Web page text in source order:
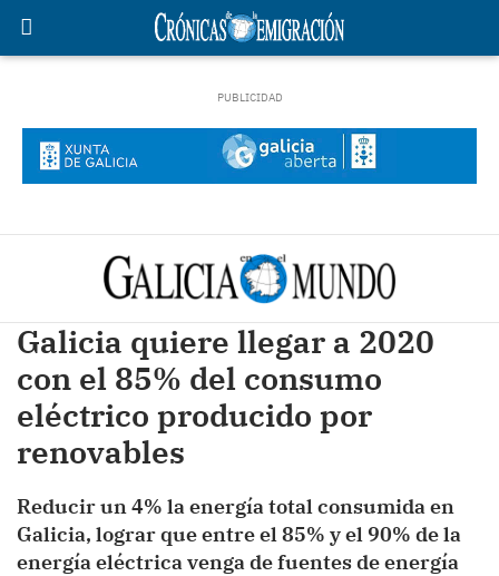
Galicia quiere llegar a 2020
con el 85% del consumo
eléctrico producido por
renovables
Reducir un 4% la energía total consumida en
Galicia, lograr que entre el 85% y el 90% de la
energía eléctrica venga de fuentes de energía